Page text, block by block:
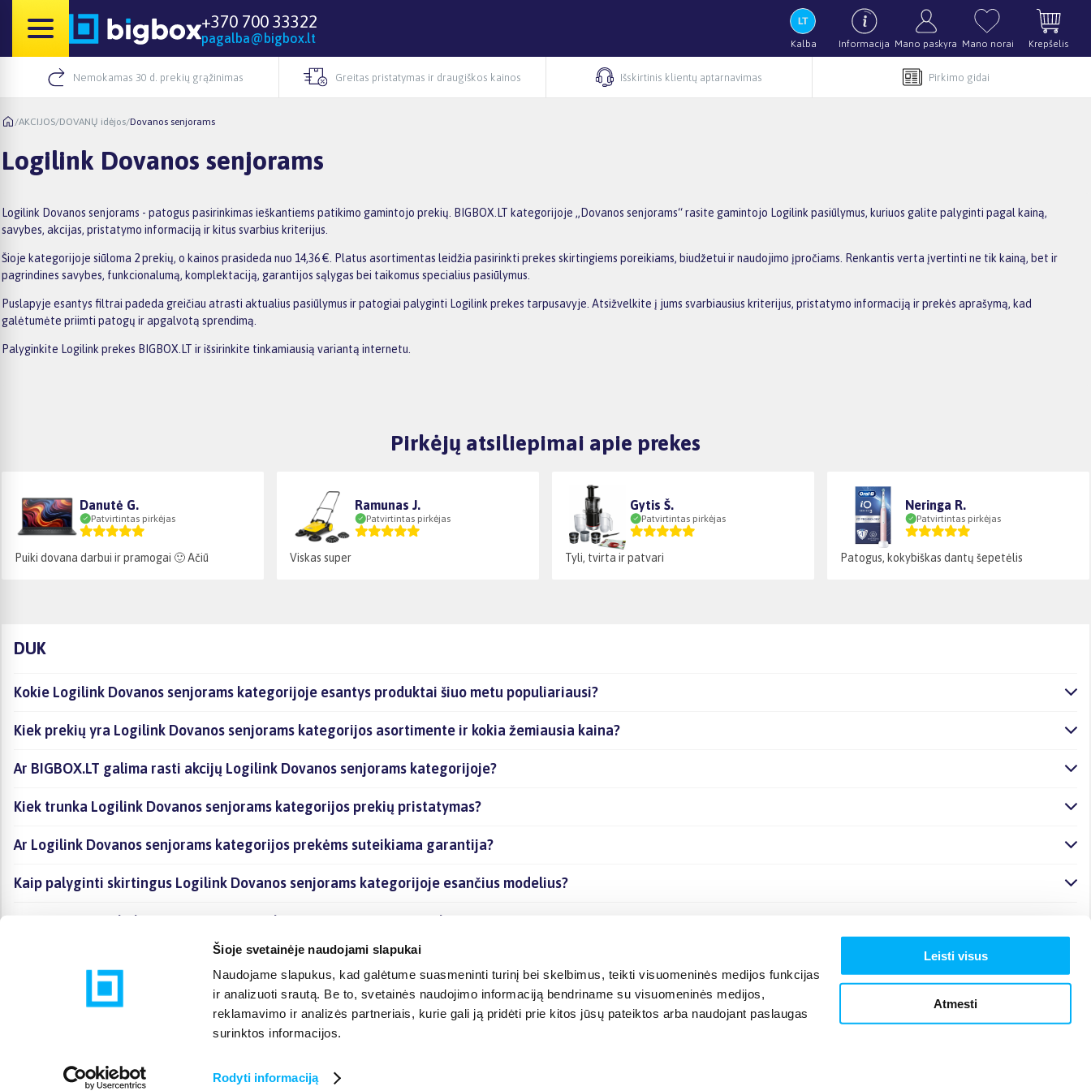
Šioje svetainėje naudojami slapukai
Naudojame slapukus, kad galėtume suasmeninti turinį bei skelbimus, teikti visuomeninės medijos funkcijas
ir analizuoti srautą. Be to, svetainės naudojimo informaciją bendriname su visuomeninės medijos,
reklamavimo ir analizės partneriais, kurie gali ją pridėti prie kitos jūsų pateiktos arba naudojant paslaugas
surinktos informacijos.
Rodyti informaciją
Leisti visus
Atmesti
+370 700 33322
pagalba@bigbox.lt Kalba Informacija Mano paskyra Mano norai Krepšelis
Nemokamas 30 d. prekių grąžinimas Greitas pristatymas ir draugiškos kainos Išskirtinis klientų aptarnavimas Pirkimo gidai
/AKCIJOS/DOVANŲ idėjos/Dovanos senjorams
Logilink Dovanos senjorams
Logilink Dovanos senjorams - patogus pasirinkimas ieškantiems patikimo gamintojo prekių. BIGBOX.LT kategorijoje „Dovanos senjorams“ rasite gamintojo Logilink pasiūlymus, kuriuos galite palyginti pagal kainą,
savybes, akcijas, pristatymo informaciją ir kitus svarbius kriterijus.
Šioje kategorijoje siūloma 2 prekių, o kainos prasideda nuo 14,36 €. Platus asortimentas leidžia pasirinkti prekes skirtingiems poreikiams, biudžetui ir naudojimo įpročiams. Renkantis verta įvertinti ne tik kainą, bet ir
pagrindines savybes, funkcionalumą, komplektaciją, garantijos sąlygas bei taikomus specialius pasiūlymus.
Puslapyje esantys filtrai padeda greičiau atrasti aktualius pasiūlymus ir patogiai palyginti Logilink prekes tarpusavyje. Atsižvelkite į jums svarbiausius kriterijus, pristatymo informaciją ir prekės aprašymą, kad
galėtumėte priimti patogų ir apgalvotą sprendimą.
Palyginkite Logilink prekes BIGBOX.LT ir išsirinkite tinkamiausią variantą internetu.
Pirkėjų atsiliepimai apie prekes
Danutė G.
Patvirtintas pirkėjas
Puiki dovana darbui ir pramogai 🙂 Ačiū
Ramunas J.
Patvirtintas pirkėjas
Viskas super
Gytis Š.
Patvirtintas pirkėjas
Tyli, tvirta ir patvari
Neringa R.
Patvirtintas pirkėjas
Patogus, kokybiškas dantų šepetėlis
DUK
Kokie Logilink Dovanos senjorams kategorijoje esantys produktai šiuo metu populiariausi?
Kiek prekių yra Logilink Dovanos senjorams kategorijos asortimente ir kokia žemiausia kaina?
Ar BIGBOX.LT galima rasti akcijų Logilink Dovanos senjorams kategorijoje?
Kiek trunka Logilink Dovanos senjorams kategorijos prekių pristatymas?
Ar Logilink Dovanos senjorams kategorijos prekėms suteikiama garantija?
Kaip palyginti skirtingus Logilink Dovanos senjorams kategorijoje esančius modelius?
Kaip įsigyti Logilink Dovanos senjorams kategorijoje esančias prekes internetu?